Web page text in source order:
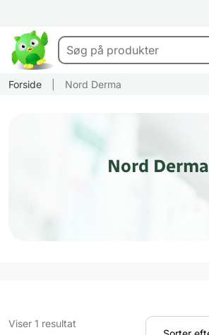
Forside Nord Derma
Nord Derma
Viser 1 resultat